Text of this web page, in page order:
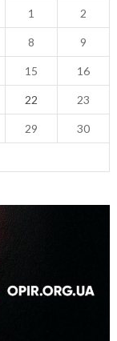
1 2
8 9
15 16
22 23
29 30